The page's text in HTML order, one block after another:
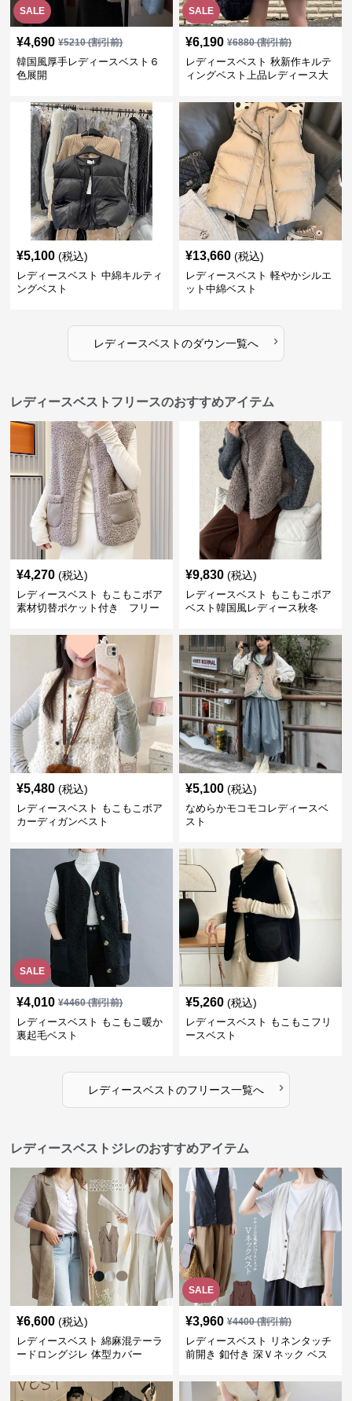
SALE
¥4,690 ¥5210(割引前)
韓国風厚手レディースベスト６
色展開
SALE
¥6,190 ¥6880(割引前)
レディースベスト 秋新作キルテ
ィングベスト上品レディース大
¥5,100 (税込)
レディースベスト 中綿キルティ
ングベスト
¥13,660 (税込)
レディースベスト 軽やかシルエ
ット中綿ベスト
レディースベストのダウン一覧へ ›
レディースベストフリースのおすすめアイテム
¥4,270 (税込)
レディースベスト もこもこボア
素材切替ポケット付き フリー
¥9,830 (税込)
レディースベスト もこもこボア
ベスト韓国風レディース秋冬
¥5,480 (税込)
レディースベスト もこもこボア
カーディガンベスト
¥5,100 (税込)
なめらかモコモコレディースベ
スト
SALE
¥4,010 ¥4460(割引前)
レディースベスト もこもこ暖か
裏起毛ベスト
¥5,260 (税込)
レディースベスト もこもこフリ
ースベスト
レディースベストのフリース一覧へ ›
レディースベストジレのおすすめアイテム
¥6,600 (税込)
レディースベスト 綿麻混テーラ
ードロングジレ 体型カバー
SALE
¥3,960 ¥4400(割引前)
レディースベスト リネンタッチ
前開き 釦付き 深Ｖネック ベス